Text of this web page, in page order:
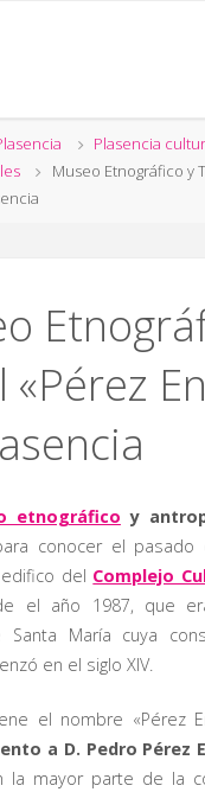
de
Plasencia
Museo Etnográfico y
«Pérez
etnográfico y
conocer el pasado
del Complejo
el año 1987, que
Santa María cuya
en el siglo XIV.
el nombre «Pérez
a D. Pedro Pérez
la mayor parte de la